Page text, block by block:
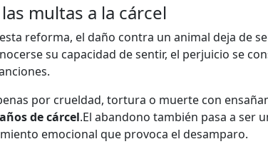
multas a la cárcel
reforma, el daño contra un animal deja de
su capacidad de sentir, el perjuicio se
por crueldad, tortura o muerte con
de cárcel.El abandono también pasa a ser
emocional que provoca el desamparo.